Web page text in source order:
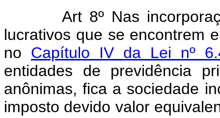
Art 8º Nas
lucrativos que se encontrem
no Capítulo IV da Lei nº
entidades de previdência
anônimas, fica a sociedade
imposto devido valor